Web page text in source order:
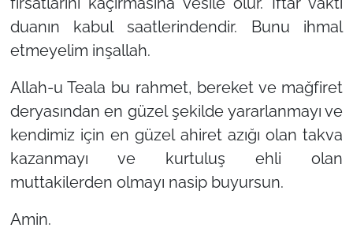
duanın kabul saatlerindendir. Bunu ihmal
etmeyelim inşallah.
Allah-u Teala bu rahmet, bereket ve mağfiret
deryasından en güzel şekilde yararlanmayı ve
kendimiz için en güzel ahiret azığı olan takva
kazanmayı ve kurtuluş ehli olan
muttakilerden olmayı nasip buyursun.
Amin.